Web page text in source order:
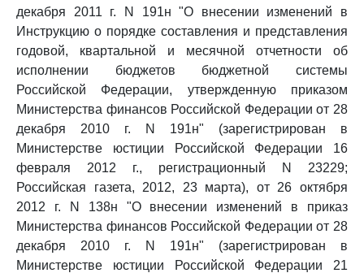
декабря 2011 г. N 191н "О внесении изменений в
Инструкцию о порядке составления и представления
годовой, квартальной и месячной отчетности об
исполнении бюджетов бюджетной системы
Российской Федерации, утвержденную приказом
Министерства финансов Российской Федерации от 28
декабря 2010 г. N 191н" (зарегистрирован в
Министерстве юстиции Российской Федерации 16
февраля 2012 г., регистрационный N 23229;
Российская газета, 2012, 23 марта), от 26 октября
2012 г. N 138н "О внесении изменений в приказ
Министерства финансов Российской Федерации от 28
декабря 2010 г. N 191н" (зарегистрирован в
Министерстве юстиции Российской Федерации 21